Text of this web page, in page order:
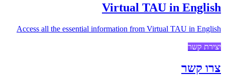
Virtual TAU in English
Access all the essential information from Virtual TAU in English
יצירת קשר
צרו קשר